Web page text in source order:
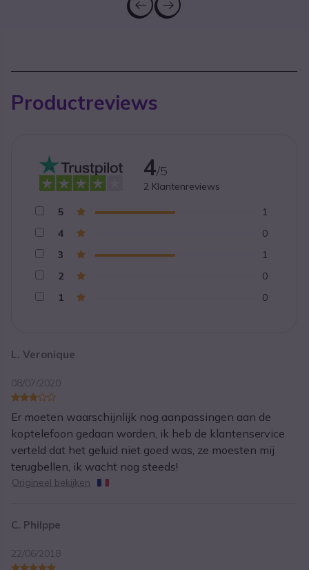
Productreviews
L. Veronique
08/07/2020
Er moeten waarschijnlijk nog aanpassingen aan de
koptelefoon gedaan worden, ik heb de klantenservice
verteld dat het geluid niet goed was, ze moesten mij
terugbellen, ik wacht nog steeds!
Origineel bekijken
C. Philppe
22/06/2018
4/5
2 Klantenreviews
5
1
4
0
3
1
2
0
1
0